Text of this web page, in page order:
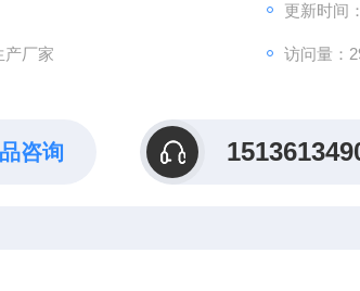
更新时间
产厂家 访问量：
咨询